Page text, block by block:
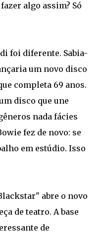
algo assim? Só
foi diferente. Sabia-
um novo disco
completa 69 anos.
disco que une
nada fácies
fez de novo: se
em estúdio. Isso
abre o novo
de teatro. A base
de